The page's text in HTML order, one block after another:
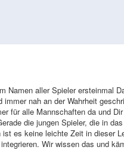
Namen aller Spieler ersteinmal
nah an der Wahrheit
für alle Mannschaften da und
die jungen Spieler, die in
es keine leichte Zeit in dieser
Wir wissen das und